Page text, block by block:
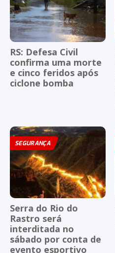
RS: Defesa Civil
confirma uma morte
e cinco feridos após
ciclone bomba
SEGURANÇA
Serra do Rio do
Rastro será
interditada no
sábado por conta de
evento esportivo